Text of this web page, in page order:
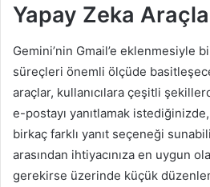
Yapay Zeka
Gemini’nin Gmail’e eklenmesiyle
süreçleri önemli ölçüde
araçlar, kullanıcılara çeşitli
e-postayı yanıtlamak
birkaç farklı yanıt seçeneği
arasından ihtiyacınıza en uygun
gerekirse üzerinde küçük